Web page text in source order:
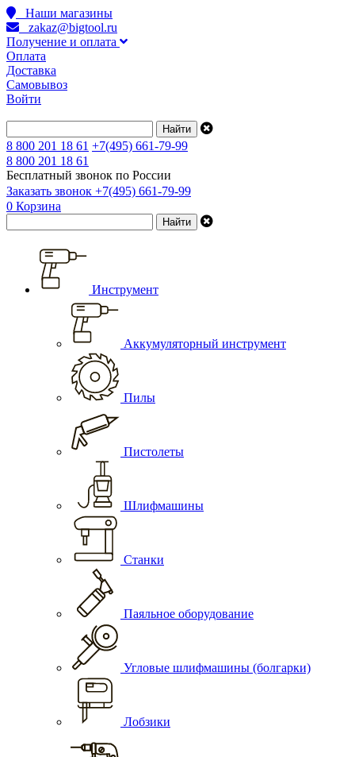
Наши магазины
zakaz@bigtool.ru
Получение и оплата
Оплата
Доставка
Самовывоз
Войти
8 800 201 18 61 +7(495) 661-79-99
8 800 201 18 61
Бесплатный звонок по России
Заказать звонок +7(495) 661-79-99
0 Корзина
Инструмент
Аккумуляторный инструмент
Пилы
Пистолеты
Шлифмашины
Станки
Паяльное оборудование
Угловые шлифмашины (болгарки)
Лобзики